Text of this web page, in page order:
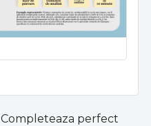
Completeaza perfect